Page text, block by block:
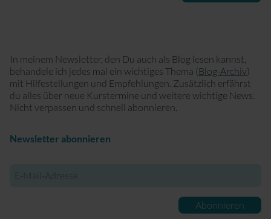
In meinem Newsletter, den Du auch als Blog lesen kannst,
behandele ich jedes mal ein wichtiges Thema (Blog-Archiv)
mit Hilfestellungen und Empfehlungen. Zusätzlich erfährst
du alles über neue Kurstermine und weitere wichtige News.
Nicht verpassen und schnell abonnieren.
Newsletter abonnieren
Mail-
Abonnieren